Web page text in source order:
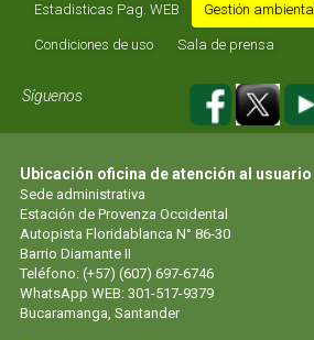
Estadisticas Pag. WEB Gestión ambiental
Condiciones de uso Sala de prensa
Síguenos
Ubicación oficina de atención al usuario
Sede administrativa
Estación de Provenza Occidental
Autopista Floridablanca N° 86-30
Barrio Diamante II
Teléfono: (+57) (607) 697-6746
WhatsApp WEB: 301-517-9379
Bucaramanga, Santander